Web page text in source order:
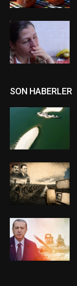
SON HABERLER